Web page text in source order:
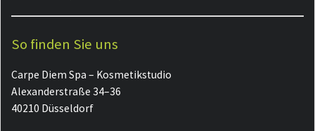
So finden Sie uns
Carpe Diem Spa – Kosmetikstudio
Alexanderstraße 34–36
40210 Düsseldorf